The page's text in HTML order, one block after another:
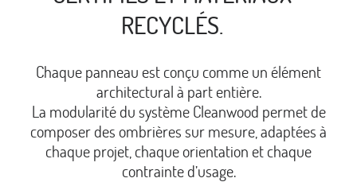
RECYCLÉS.
Chaque panneau est conçu comme un élément
architectural à part entière.
La modularité du système Cleanwood permet de
composer des ombrières sur mesure, adaptées à
chaque projet, chaque orientation et chaque
contrainte d’usage.